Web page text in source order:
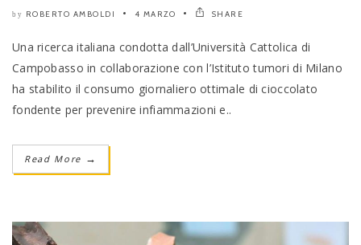
by ROBERTO AMBOLDI 4 MARZO SHARE
Una ricerca italiana condotta dall’Università Cattolica di
Campobasso in collaborazione con l’Istituto tumori di Milano
ha stabilito il consumo giornaliero ottimale di cioccolato
fondente per prevenire infiammazioni e..
Read More →